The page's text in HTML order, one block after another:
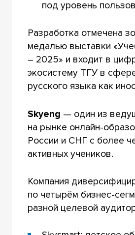
под уровень
Разработка отмечена
медалью выставки
– 2025» и входит в
экосистему ТГУ в
русского языка как
Skyeng — один из
на рынке онлайн-
России и СНГ с более
активных учеников.
Компания
по четырём бизнес-
разной целевой